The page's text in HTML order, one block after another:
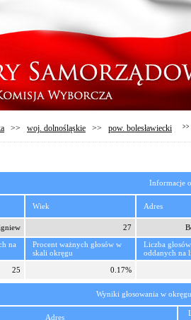
>> woj. dolnośląskie >> pow. bolesławiecki >>
Informacje
Wiek Adres
27
na
Procent ważnych głosów w
skali okręgu
Liczba głosów
oddanych na
25 0.17%
Wyniki głosowania w
Adres